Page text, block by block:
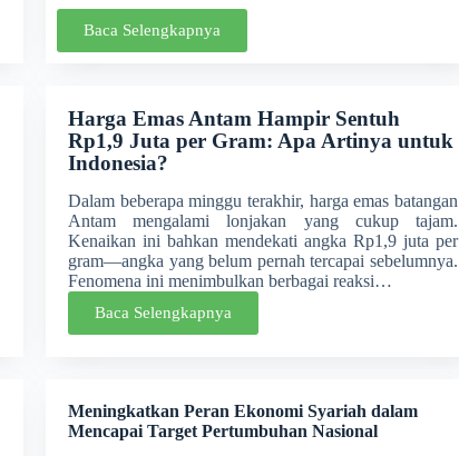
Baca Selengkapnya
Harga Emas Antam Hampir Sentuh
Rp1,9 Juta per Gram: Apa Artinya untuk
Indonesia?
Dalam beberapa minggu terakhir, harga emas batangan
Antam mengalami lonjakan yang cukup tajam.
Kenaikan ini bahkan mendekati angka Rp1,9 juta per
gram—angka yang belum pernah tercapai sebelumnya.
Fenomena ini menimbulkan berbagai reaksi…
Baca Selengkapnya
Meningkatkan Peran Ekonomi Syariah dalam
Mencapai Target Pertumbuhan Nasional